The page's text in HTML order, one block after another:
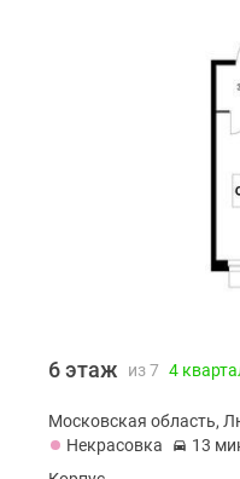
6 этаж из 7 4
Московская область,
Некрасовка
13